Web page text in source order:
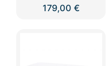
179,00 €